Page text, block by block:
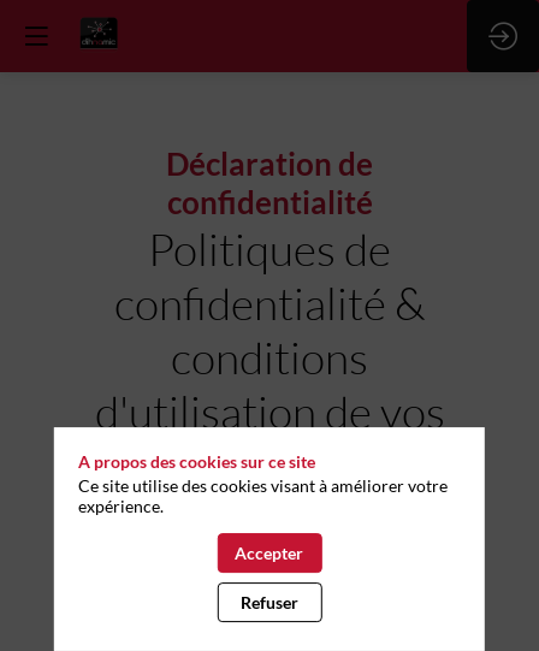
Déclaration de
confidentialité
Politiques de
confidentialité &
conditions
d'utilisation de vos
données
POLITIQUE DE CONFIDENTIALITE DIHNAMIC EN
NOUVELLE-AQUITAINE
L’Agence de Développement et d’Innovation de la
Nouvelle-Aquitaine (dont le siège social est situé au 6
allée du Doyen Georges Brus, 33600 Pessac, France),
A propos des cookies sur ce site
Ce site utilise des cookies visant à améliorer votre
expérience.
Accepter
Refuser